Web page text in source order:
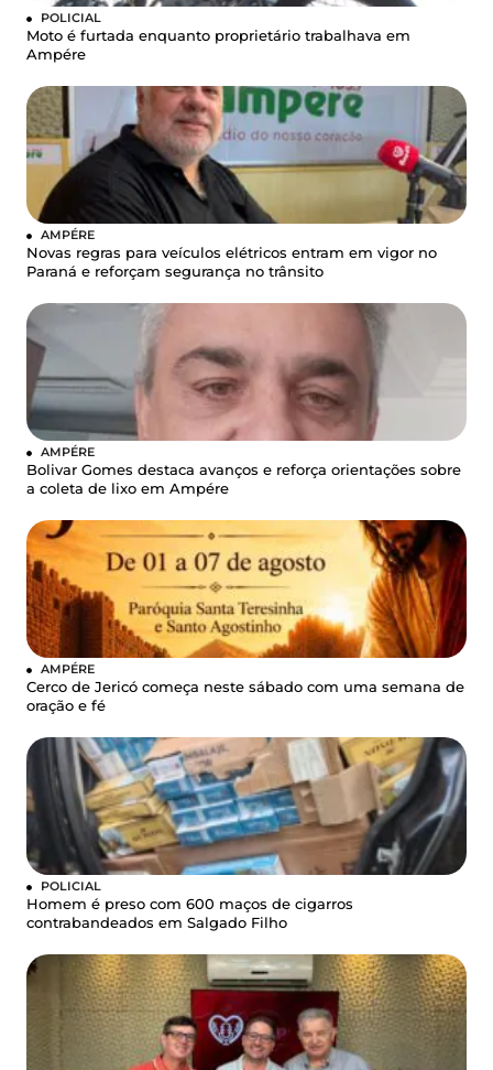
POLICIAL
Moto é furtada enquanto proprietário trabalhava em
Ampére
AMPÉRE
Novas regras para veículos elétricos entram em vigor no
Paraná e reforçam segurança no trânsito
AMPÉRE
Bolivar Gomes destaca avanços e reforça orientações sobre
a coleta de lixo em Ampére
AMPÉRE
Cerco de Jericó começa neste sábado com uma semana de
oração e fé
POLICIAL
Homem é preso com 600 maços de cigarros
contrabandeados em Salgado Filho